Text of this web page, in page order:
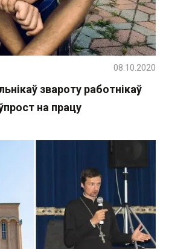
звароту работнікаў
на працу
08.10.2020